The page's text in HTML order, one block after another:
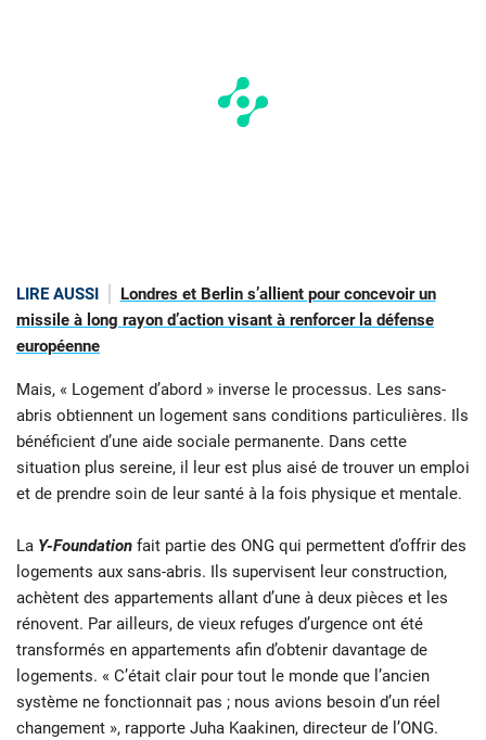
LIRE AUSSI
Londres et Berlin s’allient pour concevoir un
missile à long rayon d’action visant à renforcer la défense
européenne
Mais, « Logement d’abord » inverse le processus. Les sans-
abris obtiennent un logement sans conditions particulières. Ils
bénéficient d’une aide sociale permanente. Dans cette
situation plus sereine, il leur est plus aisé de trouver un emploi
et de prendre soin de leur santé à la fois physique et mentale.
La Y-Foundation fait partie des ONG qui permettent d’offrir des
logements aux sans-abris. Ils supervisent leur construction,
achètent des appartements allant d’une à deux pièces et les
rénovent. Par ailleurs, de vieux refuges d’urgence ont été
transformés en appartements afin d’obtenir davantage de
logements. « C’était clair pour tout le monde que l’ancien
système ne fonctionnait pas ; nous avions besoin d’un réel
changement », rapporte Juha Kaakinen, directeur de l’ONG.